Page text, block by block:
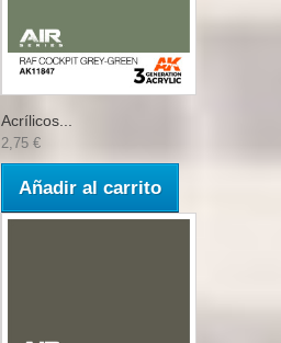
Acrílicos...
2,75 €
Añadir al carrito